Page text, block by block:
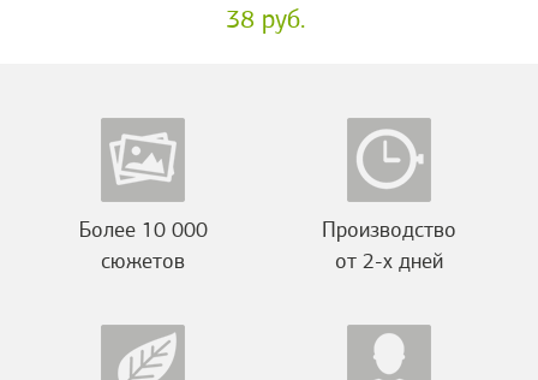
38 руб.
Более 10 000
сюжетов
Производство
от 2-х дней